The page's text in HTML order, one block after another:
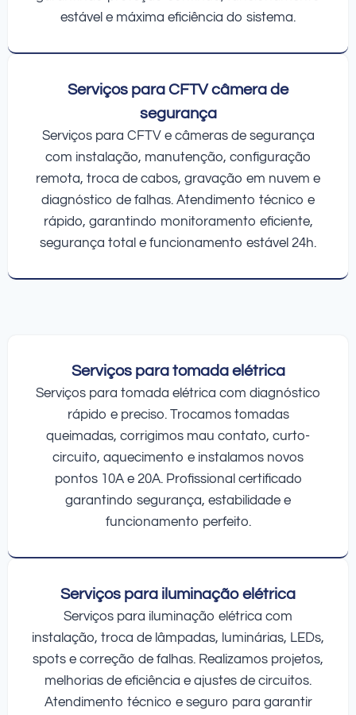
estável e máxima eficiência do sistema.
Serviços para CFTV câmera de
segurança
Serviços para CFTV e câmeras de segurança
com instalação, manutenção, configuração
remota, troca de cabos, gravação em nuvem e
diagnóstico de falhas. Atendimento técnico e
rápido, garantindo monitoramento eficiente,
segurança total e funcionamento estável 24h.
Serviços para tomada elétrica
Serviços para tomada elétrica com diagnóstico
rápido e preciso. Trocamos tomadas
queimadas, corrigimos mau contato, curto-
circuito, aquecimento e instalamos novos
pontos 10A e 20A. Profissional certificado
garantindo segurança, estabilidade e
funcionamento perfeito.
Serviços para iluminação elétrica
Serviços para iluminação elétrica com
instalação, troca de lâmpadas, luminárias, LEDs,
spots e correção de falhas. Realizamos projetos,
melhorias de eficiência e ajustes de circuitos.
Atendimento técnico e seguro para garantir